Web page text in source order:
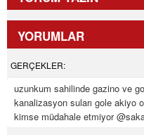
YORUMLAR
GERÇEKLER:
uzunkum sahilinde gazino ve
kanalizasyon suları gole akiyo
kimse müdahale etmiyor